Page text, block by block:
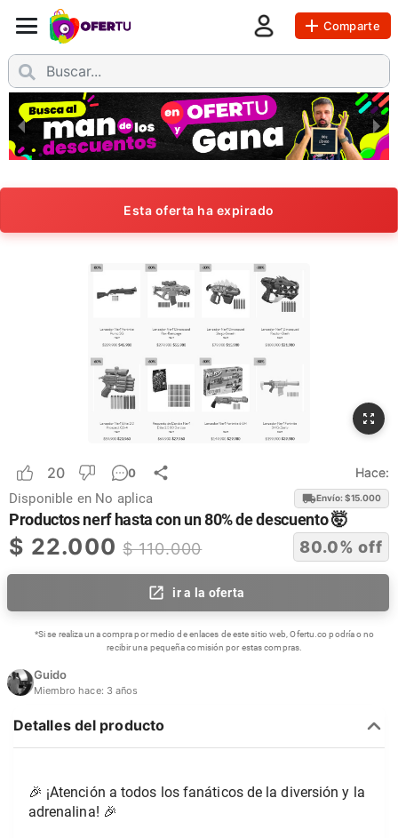
Comparte
Esta oferta ha expirado
20 0 Hace:
Disponible en No aplica Envío: $15.000
Productos nerf hasta con un 80% de descuento 🤯
$ 22.000 $110.000 80.0% off
ir a la oferta
*Si se realiza una compra por medio de enlaces de este sitio web, Ofertu.co podría o no
recibir una pequeña comisión por estas compras.
Guido
Miembro hace: 3 años
Detalles del producto
🎉 ¡Atención a todos los fanáticos de la diversión y la
adrenalina! 🎉